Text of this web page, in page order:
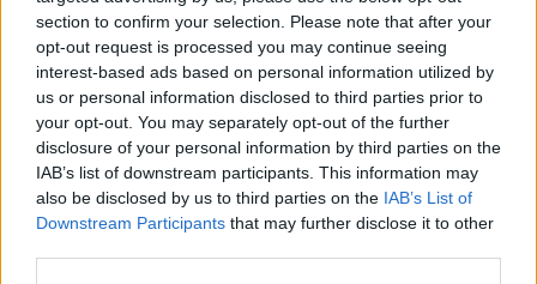
section to confirm your selection. Please note that after your
opt-out request is processed you may continue seeing
interest-based ads based on personal information utilized by
us or personal information disclosed to third parties prior to
your opt-out. You may separately opt-out of the further
disclosure of your personal information by third parties on the
IAB’s list of downstream participants. This information may
also be disclosed by us to third parties on the IAB’s List of
Downstream Participants that may further disclose it to other
Balje: Sot nuk votoj asgjë, mes
meje dhe VV-së mungon
besimi